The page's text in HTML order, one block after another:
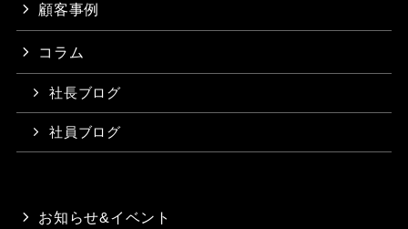
顧客事例
コラム
社長ブログ
社員ブログ
お知らせ&イベント